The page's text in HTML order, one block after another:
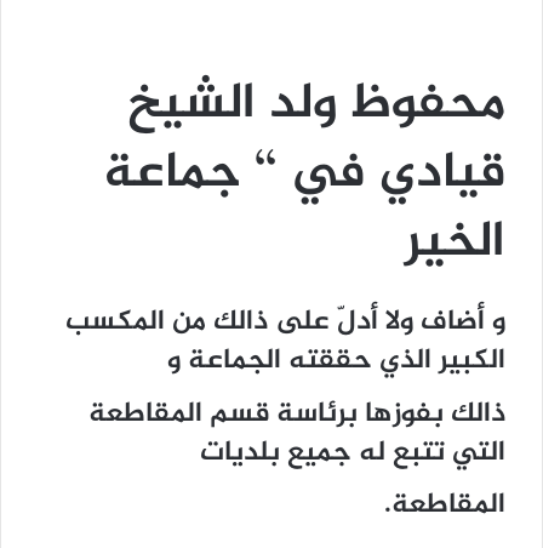
محفوظ ولد الشيخ
قيادي في ‘‘ جماعة
الخير
و أضاف ولا أدلّ على ذالك من المكسب
الكبير الذي حققته الجماعة و
ذالك بفوزها برئاسة قسم المقاطعة
التي تتبع له جميع بلديات
المقاطعة.